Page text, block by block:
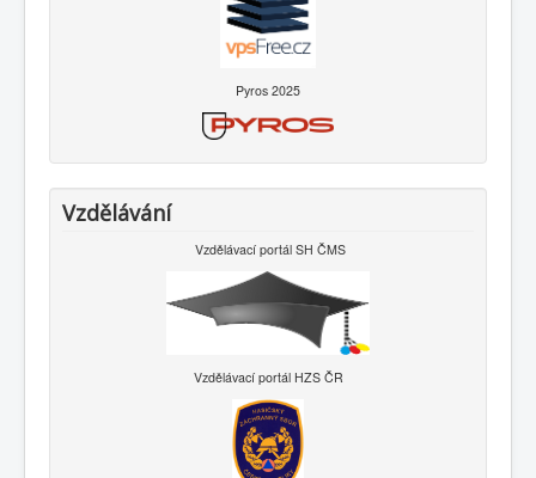
Pyros 2025
Vzdělávání
Vzdělávací portál SH ČMS
Vzdělávací portál HZS ČR